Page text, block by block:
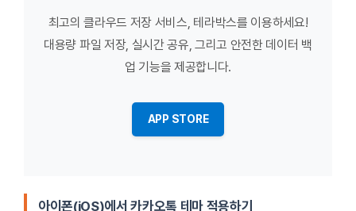
최고의 클라우드 저장 서비스, 테라박스를 이용하세요!
대용량 파일 저장, 실시간 공유, 그리고 안전한 데이터 백
업 기능을 제공합니다.
APP STORE
아이폰(iOS)에서 카카오톡 테마 적용하기